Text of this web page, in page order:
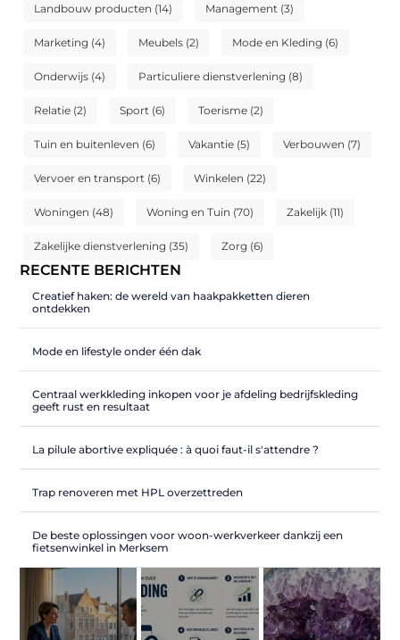
Landbouw producten (14) Management (3)
Marketing (4) Meubels (2) Mode en Kleding (6)
Onderwijs (4) Particuliere dienstverlening (8)
Relatie (2) Sport (6) Toerisme (2)
Tuin en buitenleven (6) Vakantie (5) Verbouwen (7)
Vervoer en transport (6) Winkelen (22)
Woningen (48) Woning en Tuin (70) Zakelijk (11)
Zakelijke dienstverlening (35) Zorg (6)
RECENTE BERICHTEN
Creatief haken: de wereld van haakpakketten dieren
ontdekken
Mode en lifestyle onder één dak
Centraal werkkleding inkopen voor je afdeling bedrijfskleding
geeft rust en resultaat
La pilule abortive expliquée : à quoi faut-il s'attendre ?
Trap renoveren met HPL overzettreden
De beste oplossingen voor woon-werkverkeer dankzij een
fietsenwinkel in Merksem